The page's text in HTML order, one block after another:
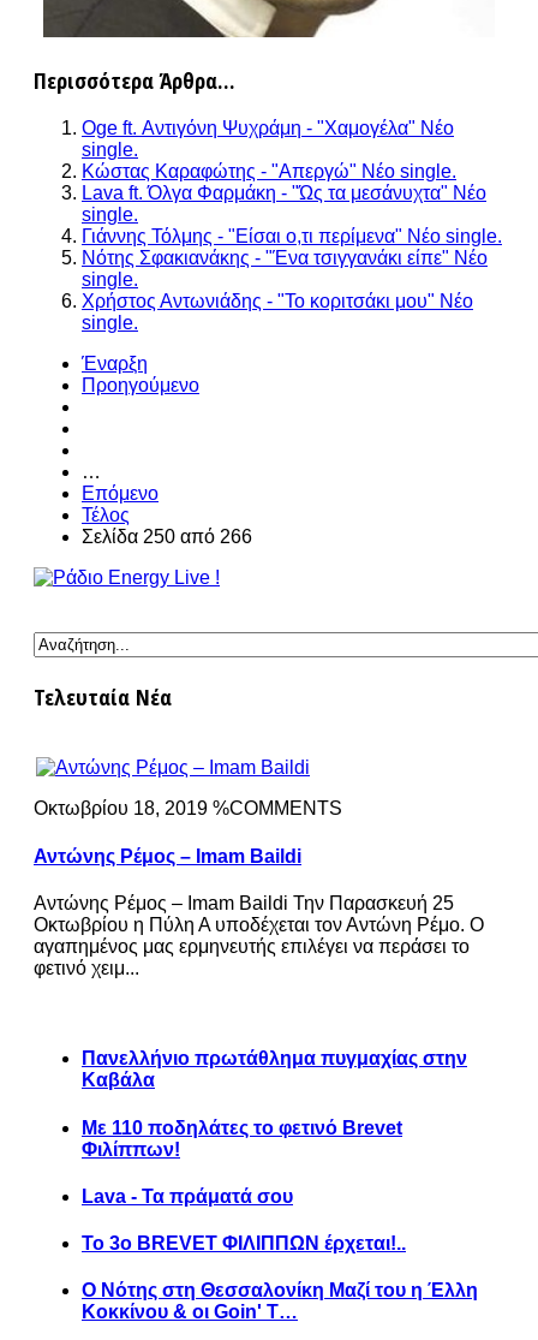
Περισσότερα Άρθρα...
Oge ft. Αντιγόνη Ψυχράμη - "Χαμογέλα" Νέο
single.
Κώστας Καραφώτης - "Απεργώ" Νέο single.
Lava ft. Όλγα Φαρμάκη - "Ώς τα μεσάνυχτα" Νέο
single.
Γιάννης Τόλμης - "Είσαι ο,τι περίμενα" Νέο single.
Νότης Σφακιανάκης - "Ένα τσιγγανάκι είπε" Νέο
single.
Χρήστος Αντωνιάδης - "Το κοριτσάκι μου" Νέο
single.
Έναρξη
Προηγούμενο
…
Επόμενο
Τέλος
Σελίδα 250 από 266
Τελευταία Νέα
Οκτωβρίου 18, 2019 %COMMENTS
Αντώνης Ρέμος – Imam Baildi
Αντώνης Ρέμος – Imam Baildi Την Παρασκευή 25
Οκτωβρίου η Πύλη Α υποδέχεται τον Αντώνη Ρέμο. Ο
αγαπημένος μας ερμηνευτής επιλέγει να περάσει το
φετινό χειμ...
Πανελλήνιο πρωτάθλημα πυγμαχίας στην
Καβάλα
Με 110 ποδηλάτες το φετινό Brevet
Φιλίππων!
Lava - Τα πράματά σου
Το 3ο BREVET ΦΙΛΙΠΠΩΝ έρχεται!..
Ο Νότης στη Θεσσαλονίκη Μαζί του η Έλλη
Κοκκίνου & οι Goin' T…